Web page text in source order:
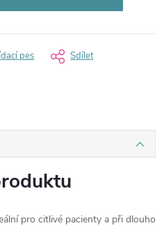
pes Sdílet
pro citlivé pacienty a při dlouho